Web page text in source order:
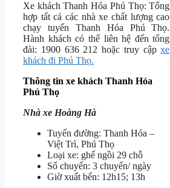
Xe khách Thanh Hóa Phú Thọ: Tổng
hợp tất cả các nhà xe chất lượng cao
chạy tuyến Thanh Hóa Phú Thọ.
Hành khách có thể liên hệ đến tổng
đài: 1900 636 212 hoặc truy cậpxe
khách đi Phú Thọ.
Thông tin xe khách Thanh Hóa
Phú Thọ
Nhà xe Hoàng Hà
Tuyến đường: Thanh Hóa –
Việt Trì, Phú Thọ
Loại xe: ghế ngồi 29 chỗ
Số chuyến: 3 chuyến/ ngày
Giờ xuất bến: 12h15; 13h